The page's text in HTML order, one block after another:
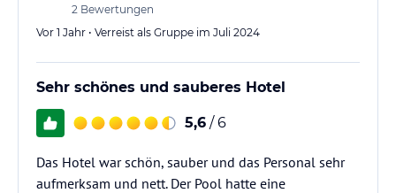
2 Bewertungen
Vor 1 Jahr • Verreist als Gruppe im Juli 2024
Sehr schönes und sauberes Hotel
5,6 / 6
Das Hotel war schön, sauber und das Personal sehr
aufmerksam und nett. Der Pool hatte eine